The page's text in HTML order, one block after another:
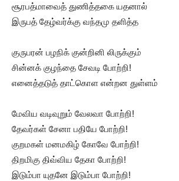
சூரபத்மாவைத் துணித்தகை யதனால்
இருபத் தேழ்வர்க்கு வந்தமு தளித்த
குருபரன் பழநிக் குன்றினி லிருக்கும்
சின்னக் குழந்தை சேவடி போற்றி!
எனைத்தடுத் தாட்கொள என்றன துள்ளம்
மேவிய வடிவுறும் வேலவா போற்றி!
தேவர்கள் சேனா பதியே போற்றி!
குறமகள் மனமகிழ் கோவே போற்றி!
திறமிகு திவ்விய தேகா போற்றி!
இடும்பா யுதனே இடும்பா போற்றி!